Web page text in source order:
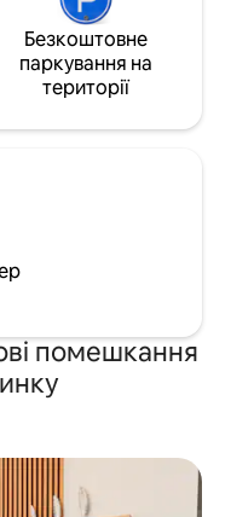
Безкоштовне
паркування на
території
помешкання